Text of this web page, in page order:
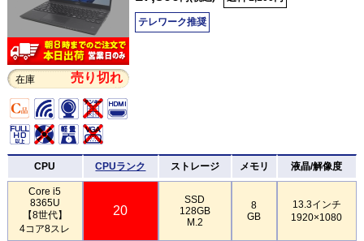
在庫 売り切れ
テレワーク推奨
CPU CPUランク ストレージ メモリ 液晶/解像度
Core i5
8365U
【8世代】
4コア8スレ
20
SSD
128GB
M.2
8
GB
13.3インチ
1920×1080